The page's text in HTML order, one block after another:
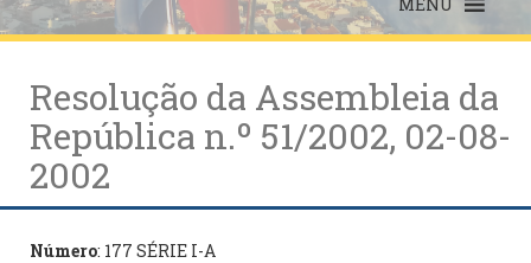
Resolução da Assembleia da
República n.º 51/2002, 02-08-
2002
Número: 177 SÉRIE I-A